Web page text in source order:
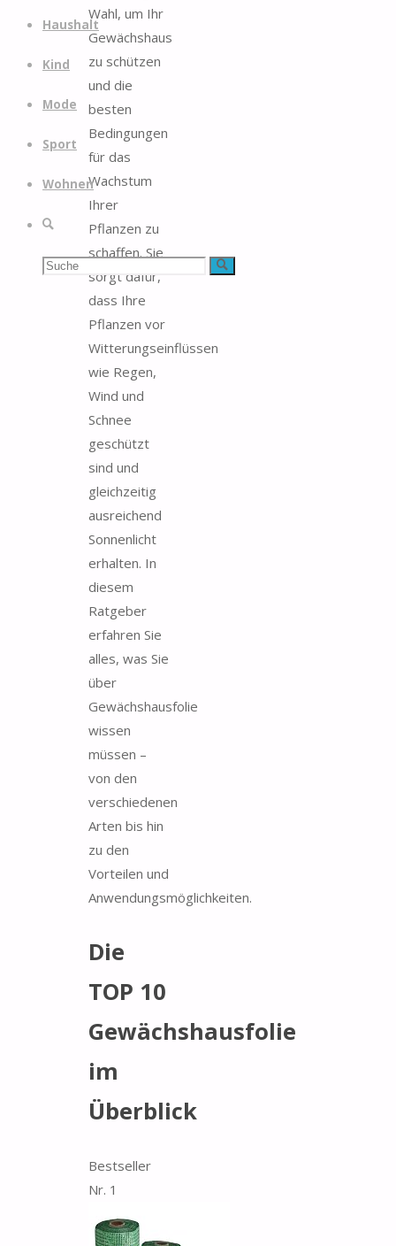
Haushalt
Kind
Mode
Sport
Wohnen
Suche
Suchen Suche
Wahl, um Ihr
Gewächshaus
zu schützen
und die
besten
Bedingungen
für das
Wachstum
Ihrer
Pflanzen zu
schaffen. Sie
sorgt dafür,
dass Ihre
Pflanzen vor
Witterungseinflüssen
wie Regen,
Wind und
Schnee
geschützt
sind und
gleichzeitig
ausreichend
Sonnenlicht
erhalten. In
diesem
Ratgeber
erfahren Sie
alles, was Sie
über
Gewächshausfolie
wissen
müssen –
von den
verschiedenen
Arten bis hin
zu den
Vorteilen und
Anwendungsmöglichkeiten.
Die
TOP 10
Gewächshausfolie
im
Überblick
Bestseller
Nr. 1